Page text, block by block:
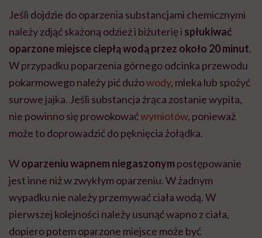
Jeśli dojdzie do oparzenia substancjami chemicznymi
należy zdjąć skażoną odzież i biżuterię i spłukiwać
oparzone miejsce ciepłą wodą przez około 20 minut.
W przypadku poparzenia górnego odcinka przewodu
pokarmowego należy pić dużowody, mleka lub spożyć
surowe jajka. Jeśli substancja żrąca zostanie wypita,
nie powinno się prowokowaćwymiotów, ponieważ
może to doprowadzić do pęknięcia żołądka.
Woparzeniu wapnem niegaszonym postępowanie
jest inne niż w zwykłym oparzeniu. W żadnym
wypadku nie należy przemywać ciała wodą. W
pierwszej kolejności należy usunąć wapno z ciała,
dopiero potem oparzone miejsce może być